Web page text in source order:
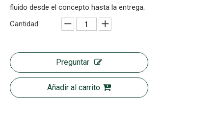
fluido desde el concepto hasta la entrega.
Cantidad:
Preguntar
Añadir al carrito